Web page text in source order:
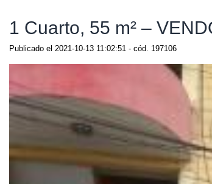
1 Cuarto, 55 m² –
Publicado el 2021-10-13 11:02:51 - cód. 197106